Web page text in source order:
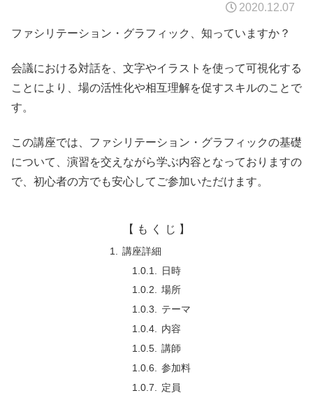
2020.12.07
ファシリテーション・グラフィック、知っていますか？
会議における対話を、文字やイラストを使って可視化する
ことにより、場の活性化や相互理解を促すスキルのことで
す。
この講座では、ファシリテーション・グラフィックの基礎
について、演習を交えながら学ぶ内容となっておりますの
で、初心者の方でも安心してご参加いただけます。
【 も く じ 】
講座詳細
日時
場所
テーマ
内容
講師
参加料
定員